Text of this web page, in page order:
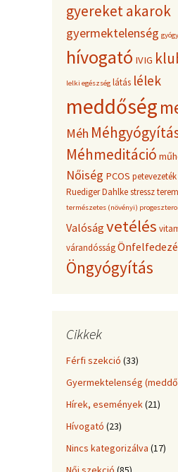
gyereket akarok
gyermektelenség
hívogató IVIG
lelki egészség látás lélek
meddőség
Méh
Méhmeditáció
Nőiség PCOS petevezeték
Ruediger Dahlkestressz
természetes (növényi)
Valóság vetélés
várandósság
Öngyógyítás
Cikkek
Férfi szekció (33)
Gyermektelenség
Hírek, események (21)
Hívogató (23)
Nincs kategorizálva (17)